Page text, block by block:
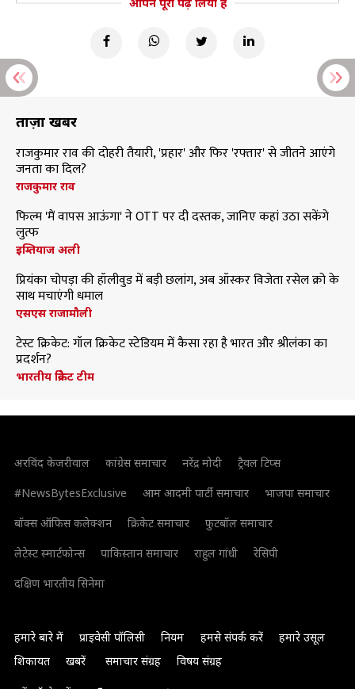
ताज़ा खबरें
राजकुमार राव की दोहरी तैयारी, 'प्रहार' और फिर 'रफ्तार' से जीतने आएंगे
जनता का दिल?
राजकुमार राव
फिल्म 'मैं वापस आऊंगा' ने OTT पर दी दस्तक, जानिए कहां उठा सकेंगे
लुत्फ
इम्तियाज अली
प्रियंका चोपड़ा की हॉलीवुड में बड़ी छलांग, अब ऑस्कर विजेता रसेल क्रो के
साथ मचाएंगी धमाल
एसएस राजामौली
टेस्ट क्रिकेट: गॉल क्रिकेट स्टेडियम में कैसा रहा है भारत और श्रीलंका का
प्रदर्शन?
भारतीय क्रिकेट टीम
अरविंद केजरीवाल कांग्रेस समाचार नरेंद्र मोदी
ट्रैवल टिप्स
#NewsBytesExclusive
आम आदमी पार्टी समाचार
भाजपा समाचार
बॉक्स ऑफिस कलेक्शन
क्रिकेट समाचार
फुटबॉल समाचार
लेटेस्ट स्मार्टफोन्स
पाकिस्तान समाचार राहुल गांधी
रेसिपी
दक्षिण भारतीय सिनेमा
हमारे बारे में प्राइवेसी पॉलिसी नियम हमसे संपर्क करें
हमारे उसूल
शिकायत
खबरें समाचार संग्रह विषय संग्रह